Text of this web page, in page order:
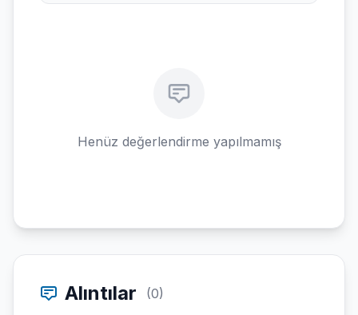
Henüz değerlendirme yapılmamış
Alıntılar (0)